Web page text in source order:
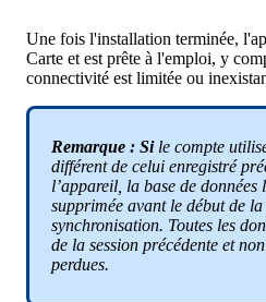
Une fois l'installation terminée, l'
Carte et est prête à l'emploi, y
connectivité est limitée ou
Remarque : Si le compte utilis
différent de celui enregistré pré
l’appareil la base de données
supprimée avant le début de la
synchronisation. Toutes les
de la session précédente et non
perdues.